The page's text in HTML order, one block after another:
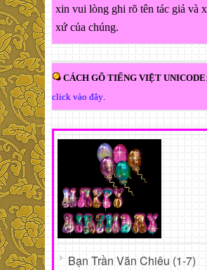
xin vui lòng ghi rõ tên tác giả và
xứ của chúng.
CÁCH GÕ TIẾNG VIỆT UNICODE
click vào đây.
Bạn Trần Văn Chiêu (1-7)